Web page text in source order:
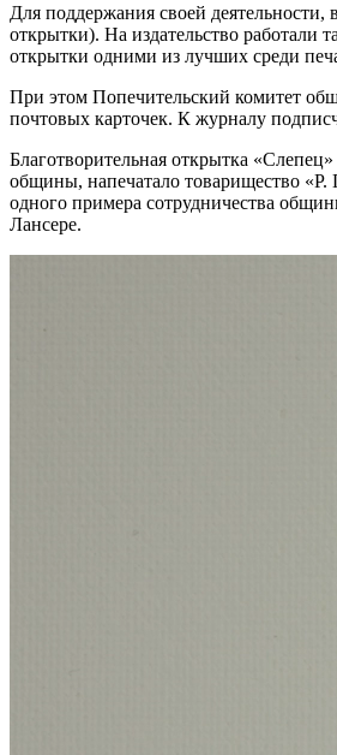
Для поддержания своей
открытки). На издательство работали
открытки одними из лучших среди
При этом Попечительский комитет
почтовых карточек. К журналу
Благотворительная открытка
общины, напечатало товарищество
одного примера сотрудничества
Лансере.